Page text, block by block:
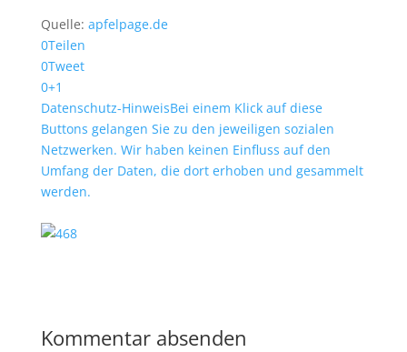
Quelle: apfelpage.de
0Teilen
0Tweet
0+1
Datenschutz-HinweisBei einem Klick auf diese
Buttons gelangen Sie zu den jeweiligen sozialen
Netzwerken. Wir haben keinen Einfluss auf den
Umfang der Daten, die dort erhoben und gesammelt
werden.
Kommentar absenden